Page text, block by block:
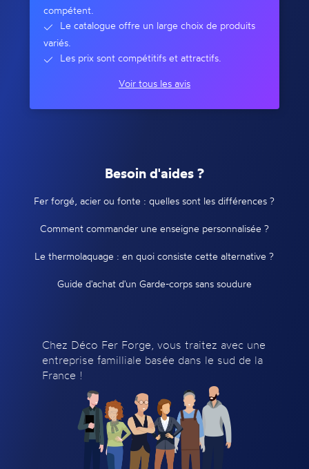
compétent.
Le catalogue offre un large choix de produits
variés.
Les prix sont compétitifs et attractifs.
Voir tous les avis
Besoin d'aides ?
Fer forgé, acier ou fonte : quelles sont les différences ?
Comment commander une enseigne personnalisée ?
Le thermolaquage : en quoi consiste cette alternative ?
Guide d'achat d'un Garde-corps sans soudure
Chez Déco Fer Forge, vous traitez avec une
entreprise familliale basée dans le sud de la
France !